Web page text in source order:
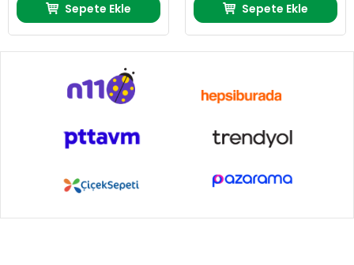
Sepete Ekle Sepete Ekle